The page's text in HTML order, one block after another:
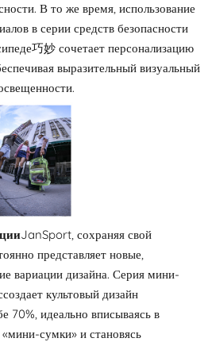
В то же время, использование
в серии средств безопасности
巧妙 сочетает персонализацию
выразительный визуальный
JanSport, сохраняя свой
представляет новые,
вариации дизайна. Серия мини-
культовый дизайн
70%, идеально вписываясь в
сумки» и становясь